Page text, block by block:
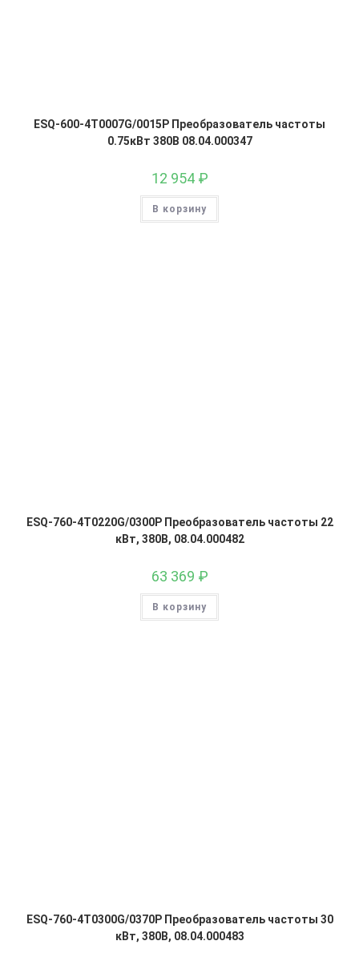
ESQ-600-4T0007G/0015P Преобразователь частоты
0.75кВт 380В 08.04.000347
12 954 ₽
В корзину
ESQ-760-4T0220G/0300P Преобразователь частоты 22
кВт, 380В, 08.04.000482
63 369 ₽
В корзину
ESQ-760-4T0300G/0370P Преобразователь частоты 30
кВт, 380В, 08.04.000483